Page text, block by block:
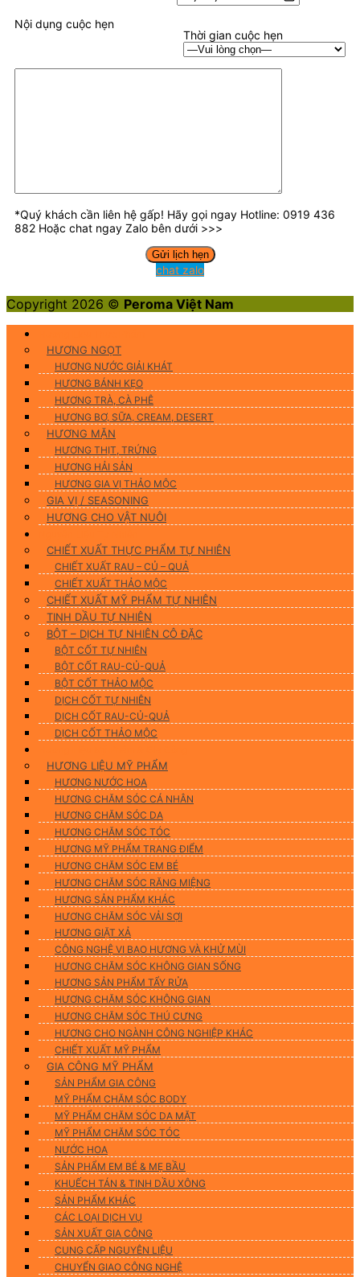
Thời gian cuộc hẹn
Nội dụng cuộc hẹn
*Quý khách cần liên hệ gấp! Hãy gọi ngay Hotline: 0919 436
882 Hoặc chat ngay Zalo bên dưới >>>
chat zalo
Copyright 2026 © Peroma Việt Nam
HƯƠNG NGỌT
HƯƠNG NƯỚC GIẢI KHÁT
HƯƠNG BÁNH KẸO
HƯƠNG TRÀ, CÀ PHÊ
HƯƠNG BƠ, SỮA, CREAM, DESERT
HƯƠNG MẶN
HƯƠNG THỊT, TRỨNG
HƯƠNG HẢI SẢN
HƯƠNG GIA VỊ THẢO MỘC
GIA VỊ / SEASONING
HƯƠNG CHO VẬT NUÔI
CHIẾT XUẤT THỰC PHẨM TỰ NHIÊN
CHIẾT XUẤT RAU – CỦ – QUẢ
CHIẾT XUẤT THẢO MỘC
CHIẾT XUẤT MỸ PHẨM TỰ NHIÊN
TINH DẦU TỰ NHIÊN
BỘT – DỊCH TỰ NHIÊN CÔ ĐẶC
BỘT CỐT TỰ NHIÊN
BỘT CỐT RAU-CỦ-QUẢ
BỘT CỐT THẢO MỘC
DỊCH CỐT TỰ NHIÊN
DỊCH CỐT RAU-CỦ-QUẢ
DỊCH CỐT THẢO MỘC
HƯƠNG LIỆU MỸ PHẨM
HƯƠNG NƯỚC HOA
HƯƠNG CHĂM SÓC CÁ NHÂN
HƯƠNG CHĂM SÓC DA
HƯƠNG CHĂM SÓC TÓC
HƯƠNG MỸ PHẨM TRANG ĐIỂM
HƯƠNG CHĂM SÓC EM BÉ
HƯƠNG CHĂM SÓC RĂNG MIỆNG
HƯƠNG SẢN PHẨM KHÁC
HƯƠNG CHĂM SÓC VẢI SỢI
HƯƠNG GIẶT XẢ
CÔNG NGHỆ VI BAO HƯƠNG VÀ KHỬ MÙI
HƯƠNG CHĂM SÓC KHÔNG GIAN SỐNG
HƯƠNG SẢN PHẨM TẨY RỬA
HƯƠNG CHĂM SÓC KHÔNG GIAN
HƯƠNG CHĂM SÓC THÚ CƯNG
HƯƠNG CHO NGÀNH CÔNG NGHIỆP KHÁC
CHIẾT XUẤT MỸ PHẨM
GIA CÔNG MỸ PHẨM
SẢN PHẨM GIA CÔNG
MỸ PHẨM CHĂM SÓC BODY
MỸ PHẨM CHĂM SÓC DA MẶT
MỸ PHẨM CHĂM SÓC TÓC
NƯỚC HOA
SẢN PHẨM EM BÉ & MẸ BẦU
KHUẾCH TÁN & TINH DẦU XÔNG
SẢN PHẨM KHÁC
CÁC LOẠI DỊCH VỤ
SẢN XUẤT GIA CÔNG
CUNG CẤP NGUYÊN LIỆU
CHUYỂN GIAO CÔNG NGHỆ